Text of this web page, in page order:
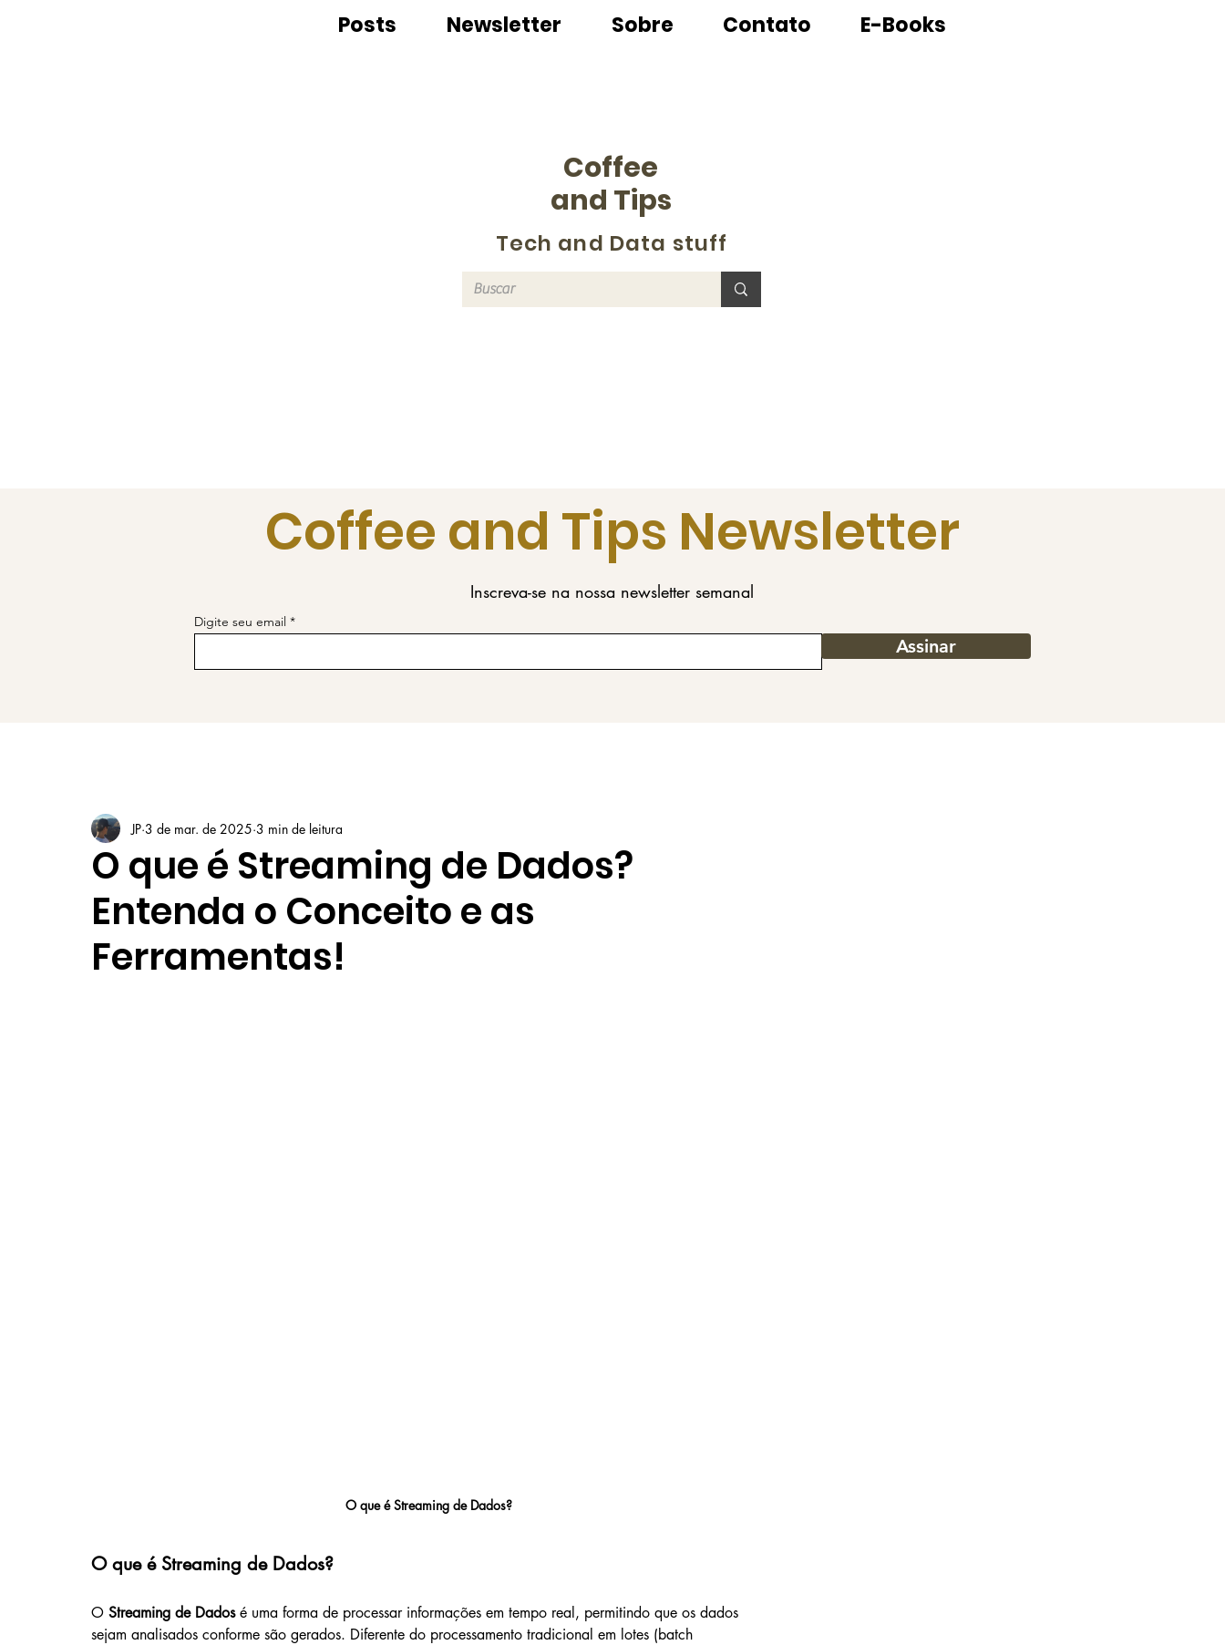
Posts Newsletter Sobre Contato E-Books
Coffee
and Tips
Tech and Data stuff
Coffee and Tips Newsletter
Inscreva-se na nossa newsletter semanal
Digite seu email
Assinar
O que é Streaming de Dados?
Entenda o Conceito e as
Ferramentas!
JP 3 de mar. de 2025 3 min de leitura
O que é Streaming de Dados?
O que é Streaming de Dados?
O Streaming de Dados é uma forma de processar informações em tempo real, permitindo que os dados
sejam analisados conforme são gerados. Diferente do processamento tradicional em lotes (batch